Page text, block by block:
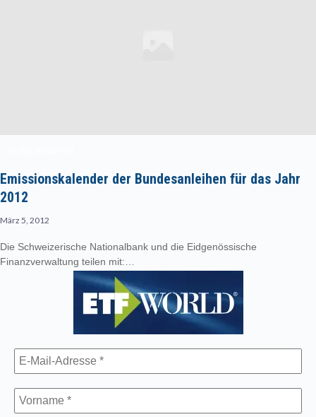
Emissionskalender der Bundesanleihen für das Jahr
2012
März 5, 2012
Die Schweizerische Nationalbank und die Eidgenössische
Finanzverwaltung teilen mit:…